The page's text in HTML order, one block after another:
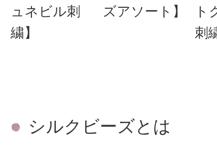
ュネビル刺
繍】
ズアソート】
ト
刺
シルクビーズとは